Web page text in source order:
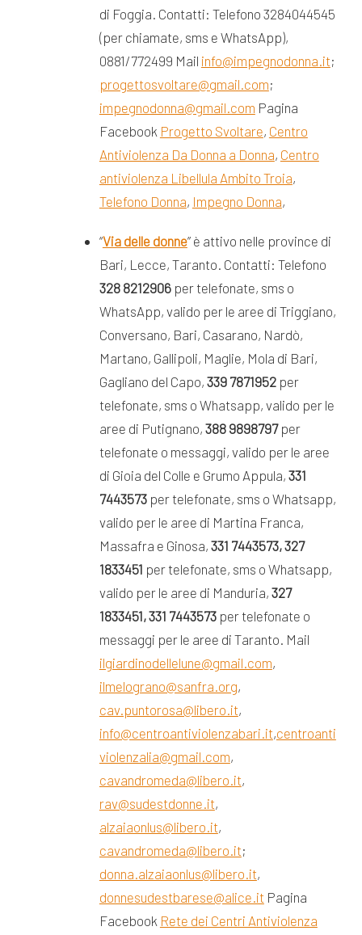
di Foggia. Contatti: Telefono 3284044545
(per chiamate, sms e WhatsApp),
0881/772499 Mail info@impegnodonna.it;
progettosvoltare@gmail.com;
impegnodonna@gmail.com Pagina
Facebook Progetto Svoltare, Centro
Antiviolenza Da Donna a Donna, Centro
antiviolenza Libellula Ambito Troia,
Telefono Donna, Impegno Donna,
“Via delle donne” è attivo nelle province di
Bari, Lecce, Taranto. Contatti: Telefono
328 8212906per telefonate, sms o
WhatsApp, valido per le aree di Triggiano,
Conversano, Bari, Casarano, Nardò,
Martano, Gallipoli, Maglie, Mola di Bari,
Gagliano del Capo, 339 7871952per
telefonate, sms o Whatsapp, valido per le
aree di Putignano, 388 9898797per
telefonate o messaggi, valido per le aree
di Gioia del Colle e Grumo Appula, 331
7443573per telefonate, sms o Whatsapp,
valido per le aree di Martina Franca,
Massafra e Ginosa, 331 7443573, 327
1833451 per telefonate, sms o Whatsapp,
valido per le aree di Manduria, 327
1833451, 331 7443573per telefonate o
messaggi per le aree di Taranto. Mail
ilgiardinodellelune@gmail.com,
ilmelograno@sanfra.org,
cav.puntorosa@libero.it,
info@centroantiviolenzabari.it,centroanti
violenzalia@gmail.com,
cavandromeda@libero.it,
rav@sudestdonne.it,
alzaiaonlus@libero.it,
cavandromeda@libero.it;
donna.alzaiaonlus@libero.it,
donnesudestbarese@alice.it Pagina
Facebook Rete dei Centri Antiviolenza